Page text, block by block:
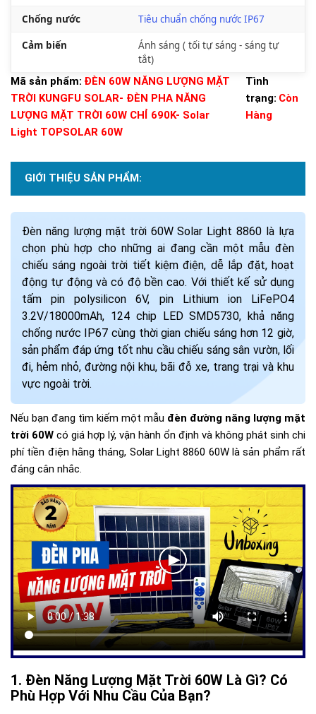
Chống nước Tiêu chuẩn chống nước IP67
Cảm biến
Ánh sáng ( tối tự sáng - sáng tự
tắt)
Mã sản phẩm: ĐÈN 60W NĂNG LƯỢNG MẶT
TRỜI KUNGFU SOLAR- ĐÈN PHA NĂNG
LƯỢNG MẶT TRỜI 60W CHỈ 690K- Solar
Light TOPSOLAR 60W
Tình
trạng: Còn
Hàng
GIỚI THIỆU SẢN PHẨM:
Đèn năng lượng mặt trời 60W Solar Light 8860 là lựa
chọn phù hợp cho những ai đang cần một mẫu đèn
chiếu sáng ngoài trời tiết kiệm điện, dễ lắp đặt, hoạt
động tự động và có độ bền cao. Với thiết kế sử dụng
tấm pin polysilicon 6V, pin Lithium ion LiFePO4
3.2V/18000mAh, 124 chip LED SMD5730, khả năng
chống nước IP67 cùng thời gian chiếu sáng hơn 12 giờ,
sản phẩm đáp ứng tốt nhu cầu chiếu sáng sân vườn, lối
đi, hẻm nhỏ, đường nội khu, bãi đỗ xe, trang trại và khu
vực ngoài trời.
Nếu bạn đang tìm kiếm một mẫu đèn đường năng lượng mặt
trời 60W có giá hợp lý, vận hành ổn định và không phát sinh chi
phí tiền điện hằng tháng, Solar Light 8860 60W là sản phẩm rất
đáng cân nhắc.
Đèn Năng Lượng Mặt Trời 60W Là Gì? Có
Phù Hợp Với Nhu Cầu Của Bạn?